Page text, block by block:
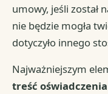
umowy, jeśli został
nie będzie mogła
dotyczyło innego
Najważniejszym
treść oświadczenia